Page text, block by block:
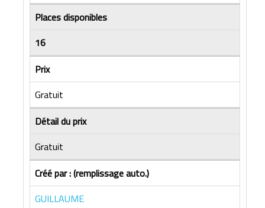
Places disponibles
16
Prix
Gratuit
Détail du prix
Gratuit
Créé par : (remplissage auto.)
GUILLAUME